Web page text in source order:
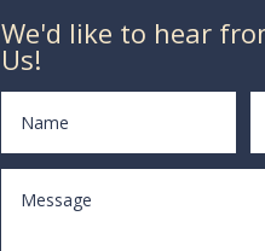
We'd like to hear
Us!